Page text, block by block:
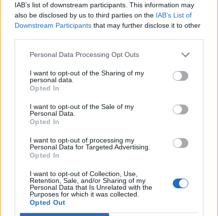
IAB’s list of downstream participants. This information may
also be disclosed by us to third parties on the IAB’s List of
Downstream Participants that may further disclose it to other
Personal Data Processing Opt Outs
I want to opt-out of the Sharing of my
personal data.
Opted In
I want to opt-out of the Sale of my
Personal Data.
Opted In
I want to opt-out of processing my
Personal Data for Targeted Advertising.
Opted In
I want to opt-out of Collection, Use,
Retention, Sale, and/or Sharing of my
Personal Data that Is Unrelated with the
Purposes for which it was collected.
Opted Out